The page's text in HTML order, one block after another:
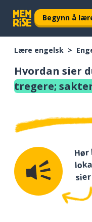
Begynn å
Lære engelsk
Hvordan sier
tregere;
Hør